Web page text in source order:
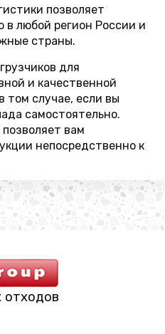
позволяет
в любой регион России и
страны.
для
и качественной
том случае, если вы
самостоятельно.
вам
непосредственно к